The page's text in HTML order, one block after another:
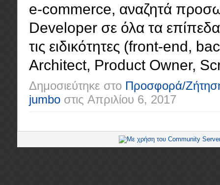
e-commerce, αναζητά
Developer σε όλα τα
τις ειδικότητες (front-end,
Architect, Product Owner,
Δημοσιεύτηκε στο Προσφορά/
jumbo στις Απριλίου 6, 2017